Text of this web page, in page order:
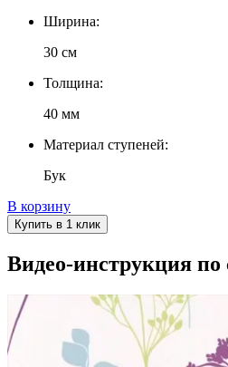
Ширина:
30 см
Толщина:
40 мм
Материал ступеней:
Бук
В корзину
Купить в 1 клик
Видео-инструкция по